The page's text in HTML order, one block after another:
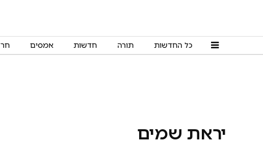
כל החדשות תורה חדשות אמסים
יראת שמים